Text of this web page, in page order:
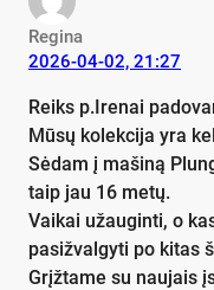
Regina
2026-04-02, 21:27
Reiks p.Irenai
Mūsų kolekcija yra
Sėdam į mašiną
taip jau 16 metų.
Vaikai užauginti, o
pasižvalgyti po kitas
Grįžtame su naujais